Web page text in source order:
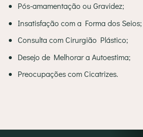
Pós-amamentação ou Gravidez;
Insatisfação com a Forma dos Seios;
Consulta com Cirurgião Plástico;
Desejo de Melhorar a Autoestima;
Preocupações com Cicatrizes.